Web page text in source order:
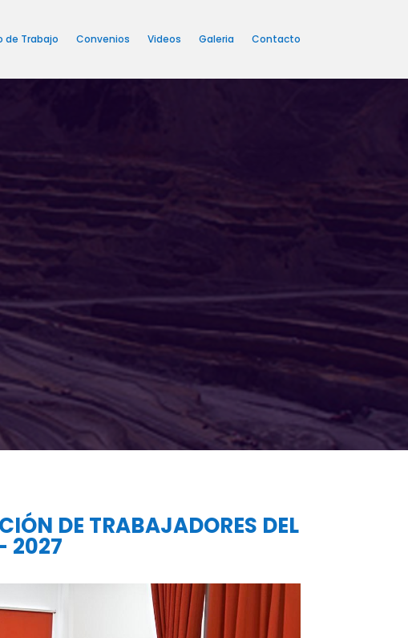
de Trabajo Convenios Videos Galeria Contacto
DE TRABAJADORES DEL
2027